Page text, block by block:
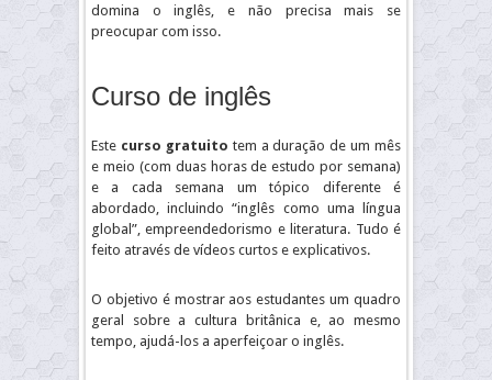
domina o inglês, e não precisa mais se
preocupar com isso.
Curso de inglês
Este curso gratuito tem a duração de um mês
e meio (com duas horas de estudo por semana)
e a cada semana um tópico diferente é
abordado, incluindo “inglês como uma língua
global”, empreendedorismo e literatura. Tudo é
feito através de vídeos curtos e explicativos.
O objetivo é mostrar aos estudantes um quadro
geral sobre a cultura britânica e, ao mesmo
tempo, ajudá-los a aperfeiçoar o inglês.